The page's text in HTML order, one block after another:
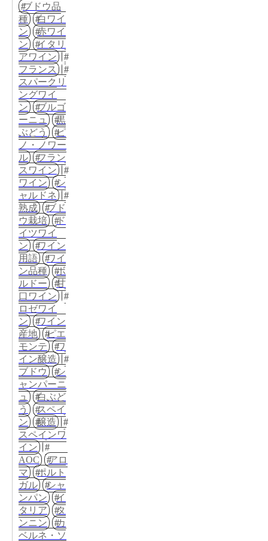
ブドウ品
種
白ワイ
ン
赤ワイ
ン
イタリ
アワイン
フランス
スパークリ
ングワイ
ン
ブルゴ
ーニュ
黒
ぶどう
ピ
ノ・ノワー
ル
フラン
スワイン
ワイン
シ
ャルドネ
熟成
ブド
ウ栽培
ド
イツワイ
ン
ワイン
用語
ワイ
ン品種
ボ
ルドー
甘
口ワイン
ロゼワイ
ン
ワイン
産地
ピエ
モンテ
ワ
イン醸造
ブドウ
シ
ャンパーニ
ュ
白ぶど
う
スペイ
ン
醸造
スペインワ
イン
AOC
アロ
マ
ポルト
ガル
シャ
ンパン
イ
タリア
タ
ンニン
カ
ベルネ・ソ